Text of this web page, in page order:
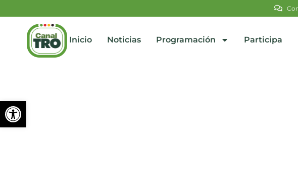
Abrir barra de herramientas
Inicio Noticias Programación Participa